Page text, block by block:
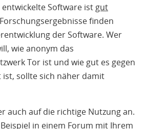
Software ist gut
finden
der Software. Wer
wie anonym das
Tor ist und wie gut es gegen
ist, sollte sich näher damit
auch auf die richtige Nutzung an.
in einem Forum mit Ihrem